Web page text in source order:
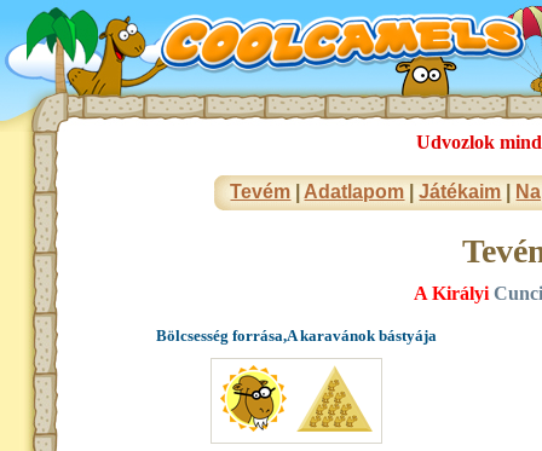
Udvozlok
Tevém Adatlapom |Játékaim
A Királyi
Bölcsesség forrása,A karavánok bástyája